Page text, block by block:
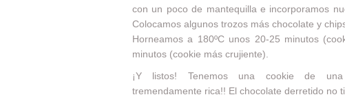
con un poco de mantequilla e incorporamos
Colocamos algunos trozos más chocolate y
Horneamos a 180ºC unos 20-25 minutos
minutos (cookie más crujiente).
¡Y listos! Tenemos una cookie de
tremendamente rica!! El chocolate derretido no